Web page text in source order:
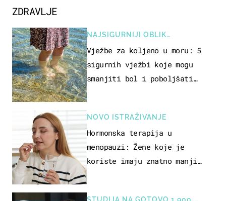
ZDRAVLJE
NAJSIGURNIJI OBLIK
REKREACIJE
Vježbe za koljeno u moru: 5
sigurnih vježbi koje mogu
smanjiti bol i poboljšati
NOVO ISTRAŽIVANJE
Hormonska terapija u
menopauzi: Žene koje je
koriste imaju znatno manji